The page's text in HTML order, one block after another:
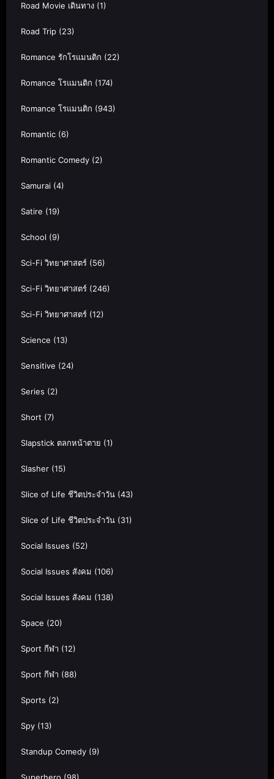
Road Movie เดินทาง (1)
Road Trip (23)
Romance รักโรแมนติก (22)
Romance โรแมนติก (174)
Romance โรแมนติก (943)
Romantic (6)
Romantic Comedy (2)
Samurai (4)
Satire (19)
School (9)
Sci-Fi วิทยาศาสตร์ (56)
Sci-Fi วิทยาศาสตร์ (246)
Sci-Fi วิทยาศาสตร์ (12)
Science (13)
Sensitive (24)
Series (2)
Short (7)
Slapstick ตลกหน้าตาย (1)
Slasher (15)
Slice of Life ชีวิตประจำวัน (43)
Slice of Life ชีวิตประจำวัน (31)
Social Issues (52)
Social Issues สังคม (106)
Social Issues สังคม (138)
Space (20)
Sport กีฬา (12)
Sport กีฬา (88)
Sports (2)
Spy (13)
Standup Comedy (9)